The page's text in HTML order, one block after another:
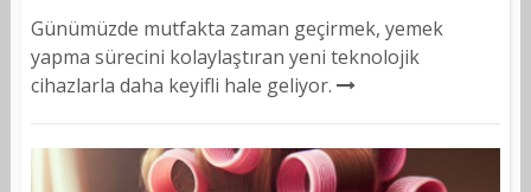
Günümüzde mutfakta zaman geçirmek, yemek
yapma sürecini kolaylaştıran yeni teknolojik
cihazlarla daha keyifli hale geliyor.